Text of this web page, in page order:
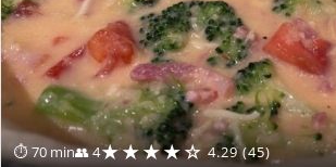
⏱ 70 min👥 4★★★★☆ 4.29 (45)